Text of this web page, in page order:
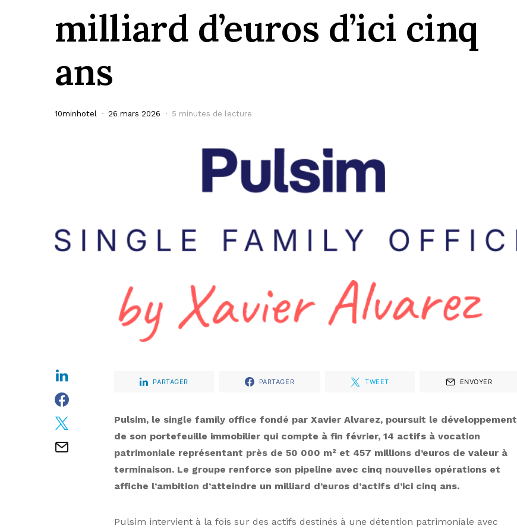
milliard d’euros d’ici cinq
ans
10minhotel 26 mars 2026 5 minutes de lecture
PARTAGER PARTAGER TWEET ENVOYER
Pulsim, le single family office fondé par Xavier Alvarez, poursuit le développement
de son portefeuille immobilier qui compte à fin février, 14 actifs à vocation
patrimoniale représentant près de 50 000 m² et 457 millions d’euros de valeur à
terminaison. Le groupe renforce son pipeline avec cinq nouvelles opérations et
affiche l’ambition d’atteindre un milliard d’euros d’actifs d’ici cinq ans.
Pulsim intervient à la fois sur des actifs destinés à une détention patrimoniale avec